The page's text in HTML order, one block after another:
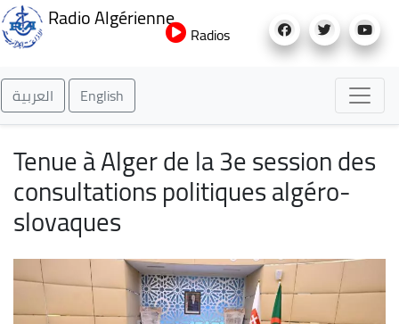
au
Radio Algérienne
Radios
العربية English
Tenue à Alger de la 3e session des
consultations politiques algéro-
slovaques